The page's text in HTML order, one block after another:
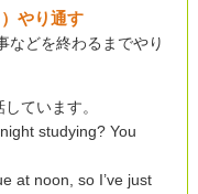
やり通す
などを終わるまでやり
ています。
studying? You
at noon, so I’ve just